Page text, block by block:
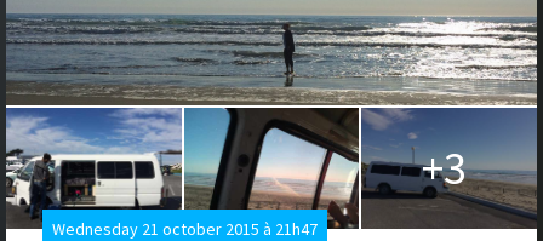
+3
Wednesday 21 october 2015 à 21h47